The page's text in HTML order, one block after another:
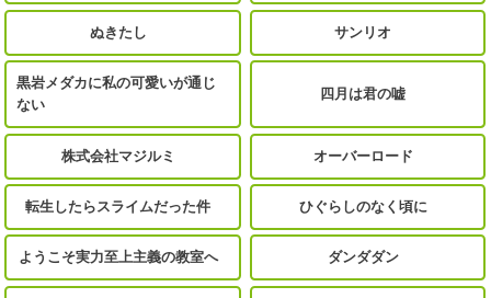
ぬきたし サンリオ
黒岩メダカに私の可愛いが通じ
ない
四月は君の嘘
株式会社マジルミ オーバーロード
転生したらスライムだった件 ひぐらしのなく頃に
ようこそ実力至上主義の教室へ ダンダダン